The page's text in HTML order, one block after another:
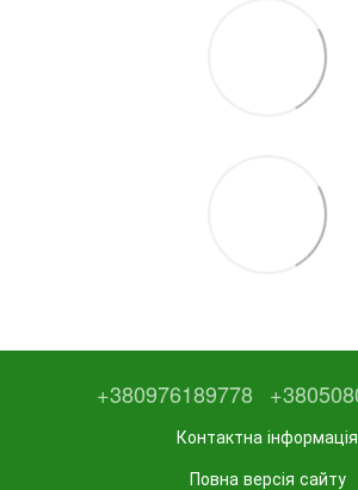
+380976189778
Контактна інформація
Повна версія сайту